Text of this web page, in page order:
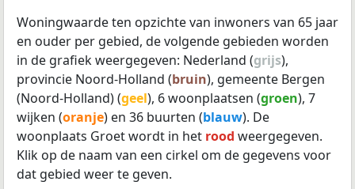
Woningwaarde ten opzichte van inwoners van 65 jaar
en ouder per gebied, de volgende gebieden worden
in de grafiek weergegeven: Nederland (grijs),
provincie Noord-Holland (bruin), gemeente Bergen
(Noord-Holland) (geel), 6 woonplaatsen (groen), 7
wijken (oranje) en 36 buurten (blauw). De
woonplaats Groet wordt in het rood weergegeven.
Klik op de naam van een cirkel om de gegevens voor
dat gebied weer te geven.